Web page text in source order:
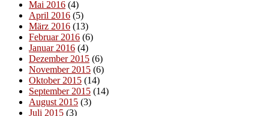
Mai 2016 (4)
April 2016 (5)
März 2016 (13)
Februar 2016 (6)
Januar 2016 (4)
Dezember 2015 (6)
November 2015 (6)
Oktober 2015 (14)
September 2015 (14)
August 2015 (3)
Juli 2015 (3)